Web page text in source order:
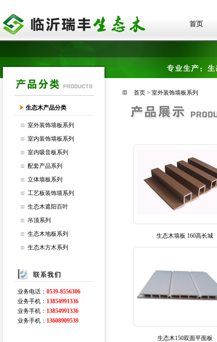
首页
生态木产品分类
室外装饰墙板系列
室内装饰墙板系列
室内吸音板系列
配套产品系列
立体墙板系列
工艺板装饰墙系列
生态木遮阳百叶
吊顶系列
生态木地板系列
生态木方木系列
业务电话： 0539-8556306
业务手机： 13854991336
业务手机： 13854991336
业务手机： 13608909539
首页> 室外装饰墙板系列
生态木墙板 160高长城
生态木150双面平面板